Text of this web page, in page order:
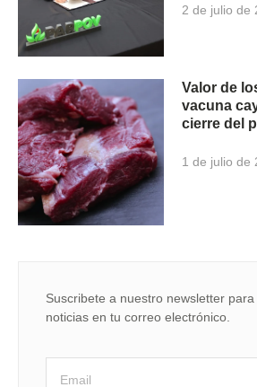
2 de julio de
Valor de
vacuna
cierre del
1 de julio de
Suscribete a nuestro newsletter
noticias en tu correo electrónico.